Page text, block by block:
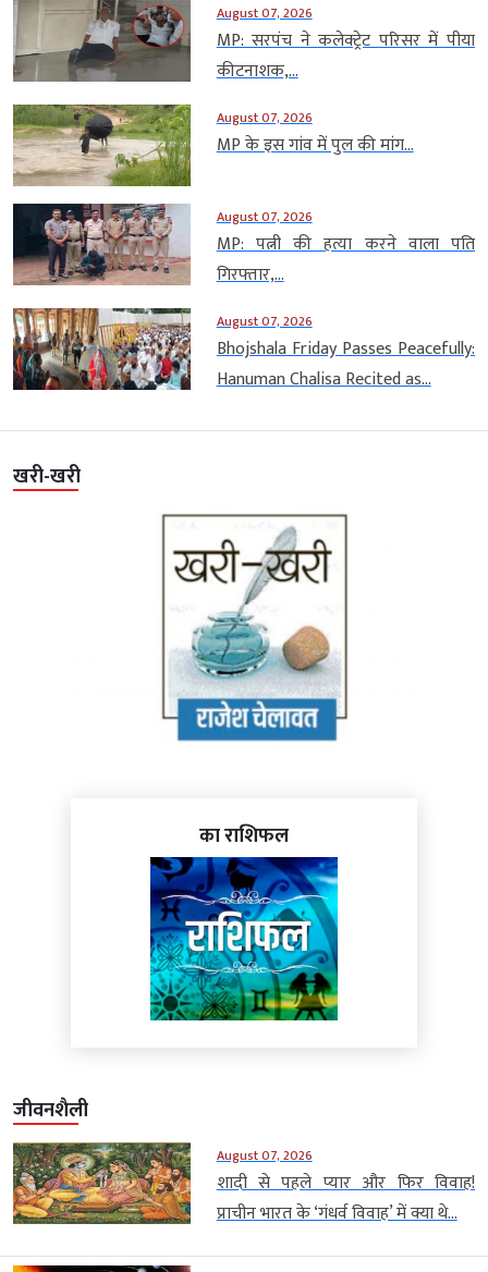
August 07, 2026
MP: सरपंच ने कलेक्ट्रेट परिसर में पीया
कीटनाशक,...
August 07, 2026
MP के इस गांव में पुल की मांग...
August 07, 2026
MP: पत्नी की हत्या करने वाला पति
गिरफ्तार,...
August 07, 2026
Bhojshala Friday Passes Peacefully:
Hanuman Chalisa Recited as...
खरी-खरी
का राशिफल
जीवनशैली
August 07, 2026
शादी से पहले प्यार और फिर विवाह!
प्राचीन भारत के ‘गंधर्व विवाह’ में क्या थे...